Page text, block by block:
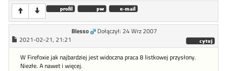
Blesso
Dołączył: 24 Wrz 2007
2021-02-21, 21:21
W Firefoxie jak najbardziej jest widoczna praca 8 listkowej przysłony.
Niezłe. A nawet i więcej.